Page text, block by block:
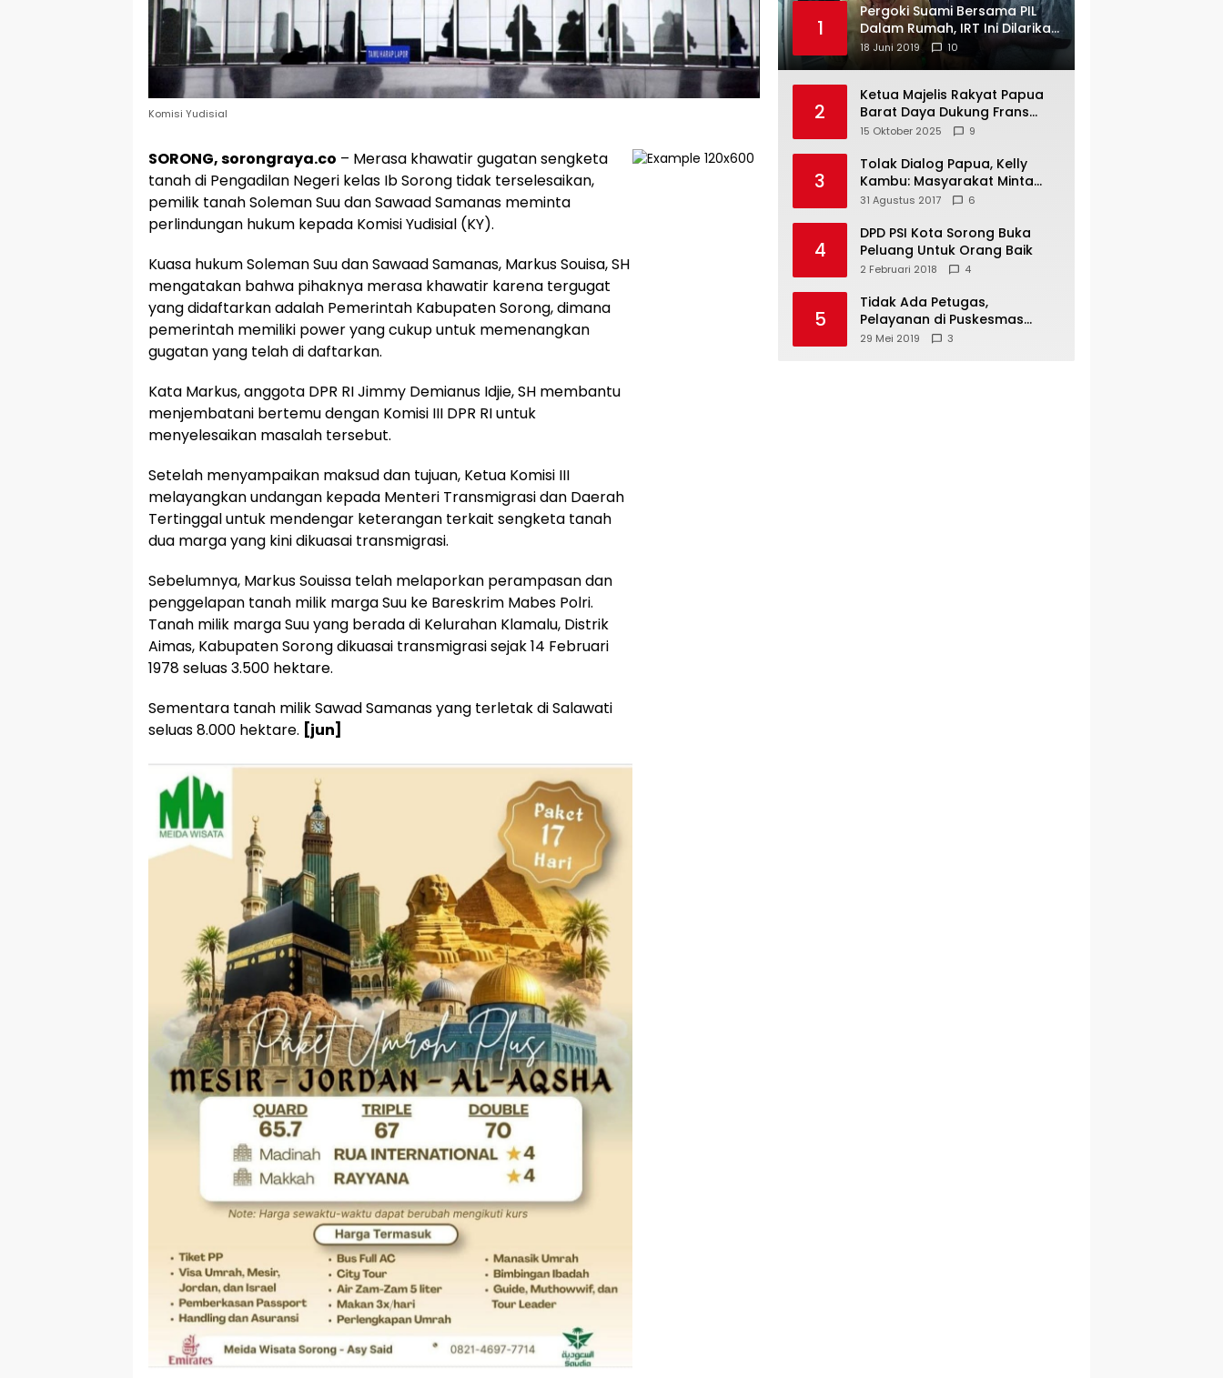
Komisi Yudisial
SORONG, sorongraya.co – Merasa khawatir gugatan sengketa
tanah di Pengadilan Negeri kelas Ib Sorong tidak terselesaikan,
pemilik tanah Soleman Suu dan Sawaad Samanas meminta
perlindungan hukum kepada Komisi Yudisial (KY).
Kuasa hukum Soleman Suu dan Sawaad Samanas, Markus Souisa, SH
mengatakan bahwa pihaknya merasa khawatir karena tergugat
yang didaftarkan adalah Pemerintah Kabupaten Sorong, dimana
pemerintah memiliki power yang cukup untuk memenangkan
gugatan yang telah di daftarkan.
Kata Markus, anggota DPR RI Jimmy Demianus Idjie, SH membantu
menjembatani bertemu dengan Komisi III DPR RI untuk
menyelesaikan masalah tersebut.
Setelah menyampaikan maksud dan tujuan, Ketua Komisi III
melayangkan undangan kepada Menteri Transmigrasi dan Daerah
Tertinggal untuk mendengar keterangan terkait sengketa tanah
dua marga yang kini dikuasai transmigrasi.
Sebelumnya, Markus Souissa telah melaporkan perampasan dan
penggelapan tanah milik marga Suu ke Bareskrim Mabes Polri.
Tanah milik marga Suu yang berada di Kelurahan Klamalu, Distrik
Aimas, Kabupaten Sorong dikuasai transmigrasi sejak 14 Februari
1978 seluas 3.500 hektare.
Sementara tanah milik Sawad Samanas yang terletak di Salawati
seluas 8.000 hektare. [jun]
1
Pergoki Suami Bersama PIL
Dalam Rumah, IRT Ini Dilarikan
ke RS
18 Juni 2019 10
2
Ketua Majelis Rakyat Papua
Barat Daya Dukung Frans
Pigome Sebagai Presidir PT
15 Oktober 2025 9
3
Tolak Dialog Papua, Kelly
Kambu: Masyarakat Minta
Pemekaran
31 Agustus 2017 6
4
DPD PSI Kota Sorong Buka
Peluang Untuk Orang Baik
2 Februari 2018 4
5
Tidak Ada Petugas,
Pelayanan di Puskesmas
Mare-Maybrat Lumpuh
29 Mei 2019 3